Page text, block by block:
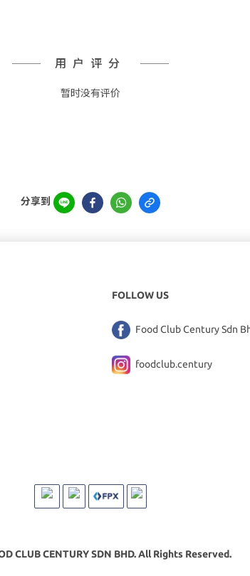
用户评分
暂时没有评价
分享到
FOLLOW US
Food Club Century Sdn
foodclub.century
CLUB CENTURY SDN BHD. All Rights Reserved.